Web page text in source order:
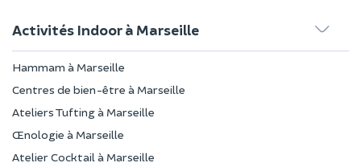
Activités Indoor à Marseille
Hammam à Marseille
Centres de bien-être à Marseille
Ateliers Tufting à Marseille
Œnologie à Marseille
Atelier Cocktail à Marseille